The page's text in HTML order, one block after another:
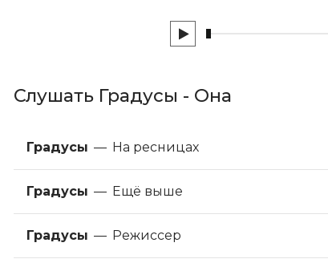
Слушать Градусы - Она
Градусы — На ресницах
Градусы — Ещё выше
Градусы — Режиссер